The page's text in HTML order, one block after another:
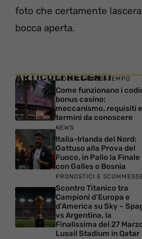
foto che certamente
bocca aperta.
ARTICOLI RECENTI
GIOCHI E PASSATEMPO
Come funzionano i
bonus casino:
meccanismo, requisiti e
termini da conoscere
NEWS
Italia-Irlanda del Nord:
Gattuso alla Prova del
Fuoco, in Palio la Finale
con Galles o Bosnia
PRONOSTICI E
Scontro Titanico tra
Campioni d’Europa e
d’America su Sky –
vs Argentina, la
Finalissima del 27
Lusail Stadium in Qatar